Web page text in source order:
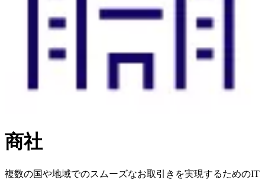
商社
複数の国や地域でのスムーズなお取引きを実現するためのIT